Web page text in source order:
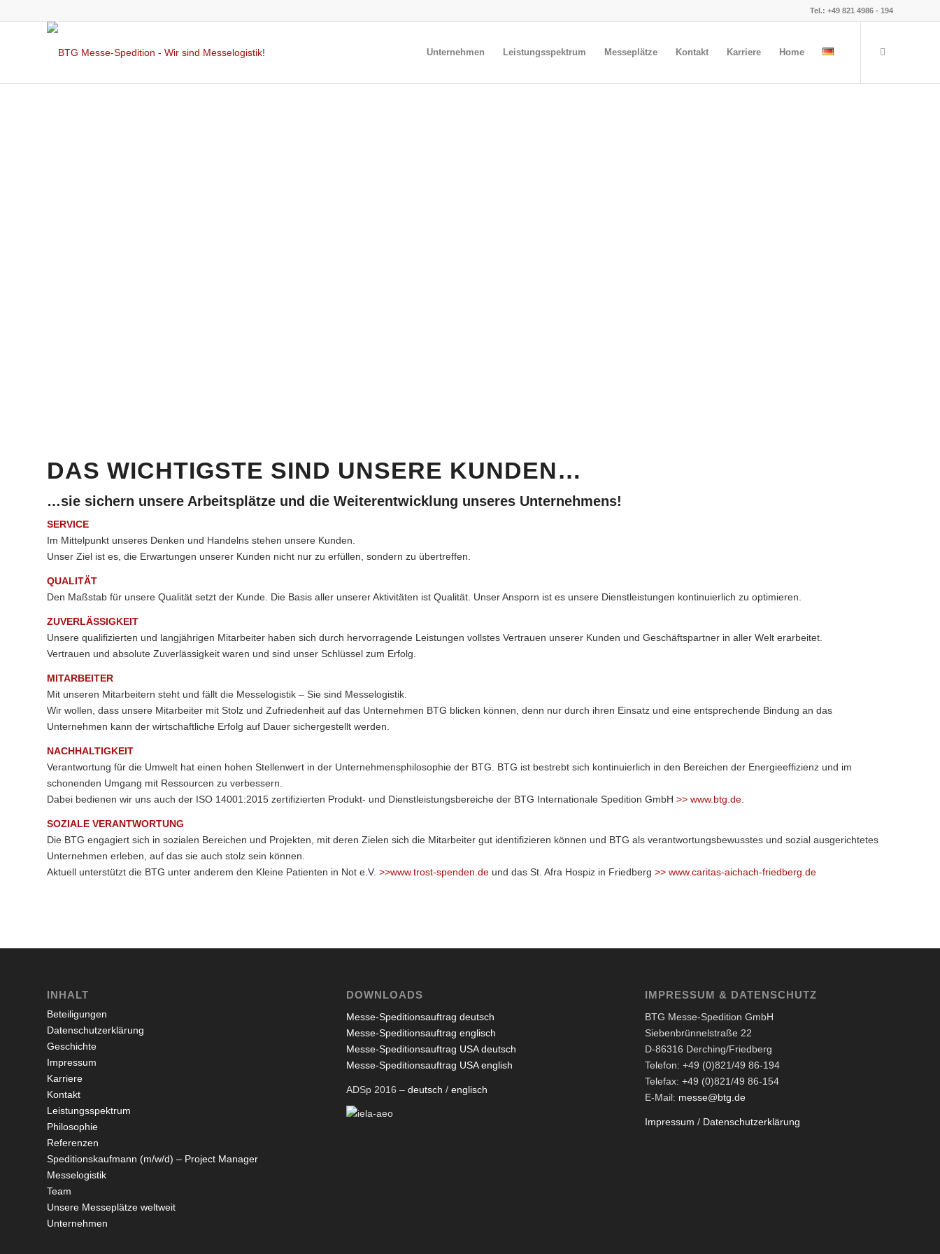
Tel.: +49 821 4986 - 194
Unternehmen Leistungsspektrum Messeplätze Kontakt Karriere Home
DAS WICHTIGSTE SIND UNSERE KUNDEN…
…sie sichern unsere Arbeitsplätze und die Weiterentwicklung unseres Unternehmens!
SERVICE
Im Mittelpunkt unseres Denken und Handelns stehen unsere Kunden.
Unser Ziel ist es, die Erwartungen unserer Kunden nicht nur zu erfüllen, sondern zu übertreffen.
QUALITÄT
Den Maßstab für unsere Qualität setzt der Kunde. Die Basis aller unserer Aktivitäten ist Qualität. Unser Ansporn ist es unsere Dienstleistungen kontinuierlich zu optimieren.
ZUVERLÄSSIGKEIT
Unsere qualifizierten und langjährigen Mitarbeiter haben sich durch hervorragende Leistungen vollstes Vertrauen unserer Kunden und Geschäftspartner in aller Welt erarbeitet.
Vertrauen und absolute Zuverlässigkeit waren und sind unser Schlüssel zum Erfolg.
MITARBEITER
Mit unseren Mitarbeitern steht und fällt die Messelogistik – Sie sind Messelogistik.
Wir wollen, dass unsere Mitarbeiter mit Stolz und Zufriedenheit auf das Unternehmen BTG blicken können, denn nur durch ihren Einsatz und eine entsprechende Bindung an das
Unternehmen kann der wirtschaftliche Erfolg auf Dauer sichergestellt werden.
NACHHALTIGKEIT
Verantwortung für die Umwelt hat einen hohen Stellenwert in der Unternehmensphilosophie der BTG. BTG ist bestrebt sich kontinuierlich in den Bereichen der Energieeffizienz und im
schonenden Umgang mit Ressourcen zu verbessern.
Dabei bedienen wir uns auch der ISO 14001:2015 zertifizierten Produkt- und Dienstleistungsbereiche der BTG Internationale Spedition GmbH >> www.btg.de
SOZIALE VERANTWORTUNG
Die BTG engagiert sich in sozialen Bereichen und Projekten, mit deren Zielen sich die Mitarbeiter gut identifizieren können und BTG als verantwortungsbewusstes und sozial ausgerichtetes
Unternehmen erleben, auf das sie auch stolz sein können.
Aktuell unterstützt die BTG unter anderem den Kleine Patienten in Not e.V. >>www.trost-spenden.de und das St. Afra Hospiz in Friedberg >> www.caritas-aichach-friedberg.de
INHALT
Beteiligungen
Datenschutzerklärung
Geschichte
Impressum
Karriere
Kontakt
Leistungsspektrum
Philosophie
Referenzen
Speditionskaufmann (m/w/d) – Project Manager
Messelogistik
Team
Unsere Messeplätze weltweit
Unternehmen
DOWNLOADS
Messe-Speditionsauftrag deutsch
Messe-Speditionsauftrag englisch
Messe-Speditionsauftrag USA deutsch
Messe-Speditionsauftrag USA english
ADSp 2016 – deutsch / englisch
IMPRESSUM & DATENSCHUTZ
BTG Messe-Spedition GmbH
Siebenbrünnelstraße 22
D-86316 Derching/Friedberg
Telefon: +49 (0)821/49 86-194
Telefax: +49 (0)821/49 86-154
E-Mail: messe@btg.de
Impressum / Datenschutzerklärung